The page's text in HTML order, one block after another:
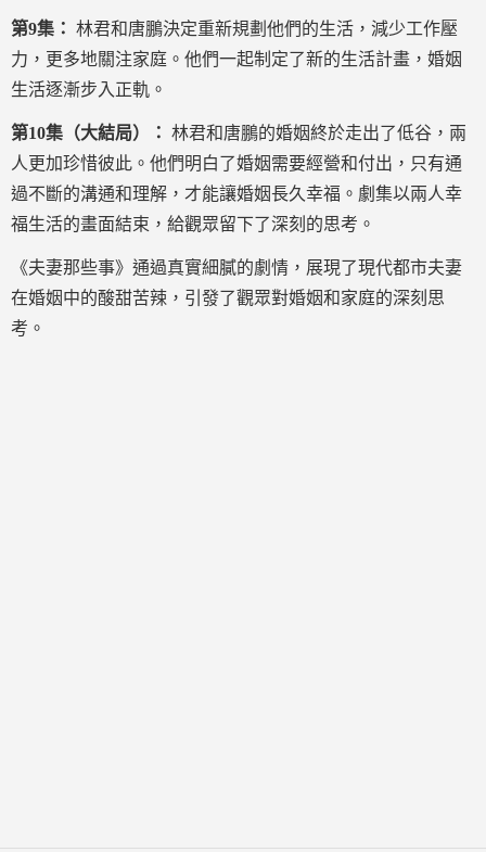
第9集： 林君和唐鵬決定重新規劃他們的生活，減少工作壓
力，更多地關注家庭。他們一起制定了新的生活計畫，婚姻
生活逐漸步入正軌。
第10集（大結局）： 林君和唐鵬的婚姻終於走出了低谷，兩
人更加珍惜彼此。他們明白了婚姻需要經營和付出，只有通
過不斷的溝通和理解，才能讓婚姻長久幸福。劇集以兩人幸
福生活的畫面結束，給觀眾留下了深刻的思考。
《夫妻那些事》通過真實細膩的劇情，展現了現代都市夫妻
在婚姻中的酸甜苦辣，引發了觀眾對婚姻和家庭的深刻思
考。